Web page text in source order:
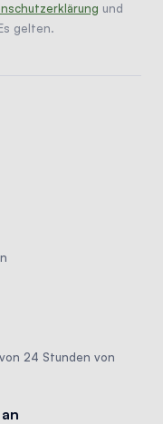
und
gelten.
24 Stunden von